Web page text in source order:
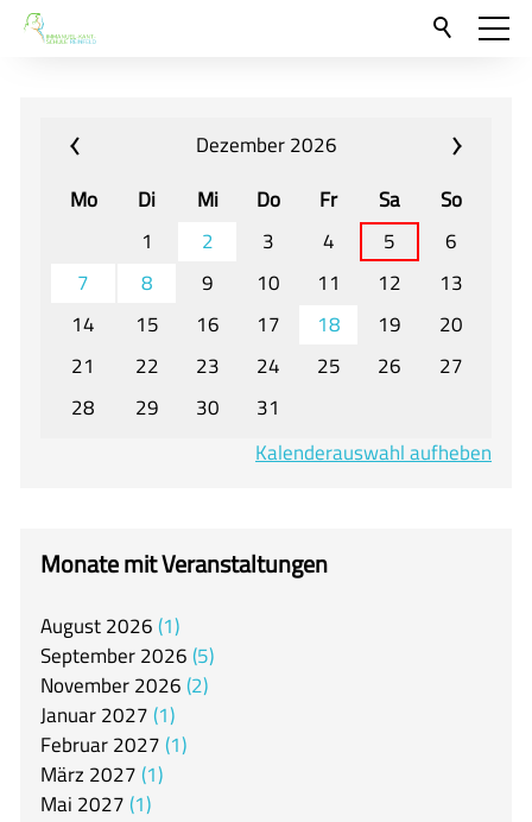
Neu hier?
Für Eltern und Schüler
Willkommen
Veranstaltungen und Termine
Unser Unterricht - Fachcurricula
Unsere Konzepte
Downloads
Unter-, Mittel und Oberstufe
itslearning
Arbeitsgemeinschaften
Mensa
Unsere Schulgemeinschaft
Kontakt
Dezember 2026
Mo
Di Mi Do Fr Sa
So
1
2 3 4 5
6
7
8 9 10 11 12
13
14
15 16 17 18 19
20
21
22 23 24 25 26
27
28
29 30
31
Kalenderauswahl aufheben
Monate mit Veranstaltungen
August2026 1
September2026 5
November2026 2
Januar2027 1
Februar2027 1
März 2027 1
Mai 2027 1